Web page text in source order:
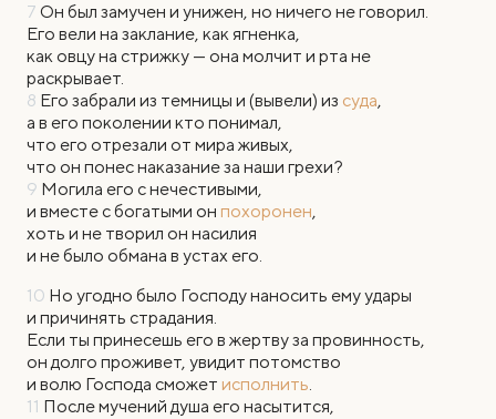
7 Он был замучен и унижен, но ничего не говорил.
Его вели на заклание, как ягненка,
как овцу на стрижку — она молчит и рта не
раскрывает.
8 Его забрали из темницы и (вывели) из суда,
а в его поколении кто понимал,
что его отрезали от мира живых,
что он понес наказание за наши грехи?
9 Могила его с нечестивыми,
и вместе с богатыми он похоронен,
хоть и не творил он насилия
и не было обмана в устах его.
10 Но угодно было Господу наносить ему удары
и причинять страдания.
Если ты принесешь его в жертву за провинность,
он долго проживет, увидит потомство
и волю Господа сможет исполнить.
11 После мучений душа его насытится,